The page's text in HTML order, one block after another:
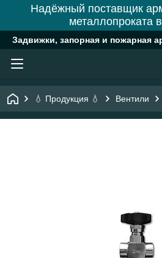
Надёжный поставщик
металлопроката
Задвижки, запорная и пожарная
💧 Продукция 💧 Вентили